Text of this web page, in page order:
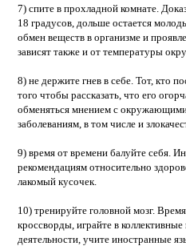
7) спите в прохладной комнате.
18 градусов, дольше остается
обмен веществ в организме и
зависят также и от температуры
8) не держите гнев в себе. Тот, кто
того чтобы рассказать, что его
обменяться мнением с
заболеваниям, в том числе и
9) время от времени балуйте себя.
рекомендациям относительно
лакомый кусочек.
10) тренируйте головной мозг.
кроссворды, играйте в
деятельности, учите иностранные